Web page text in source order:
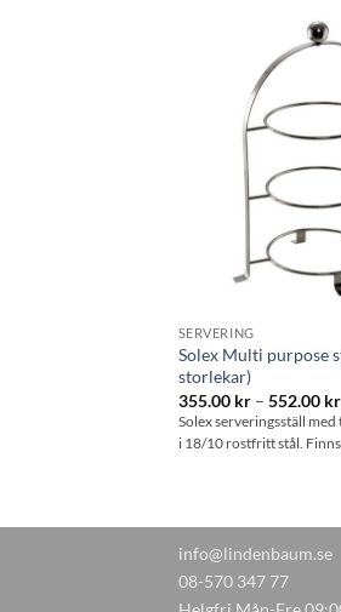
SERVERING
Solex Multi purpose
storlekar)
355.00 kr – 552.00 kr
Solex serveringsställ
i 18/10 rostfritt stål.
info@lindenbaum.se
08-570 347 77